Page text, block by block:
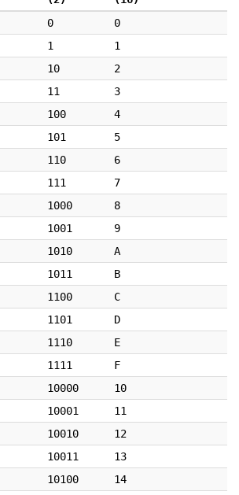
0
0
1
1
10
2
11
3
100
4
101
5
110
6
111
7
1000
8
1001
9
1010
A
1011
B
1100
C
1101
D
1110
E
1111
F
10000
10
10001
11
10010
12
10011
13
10100
14